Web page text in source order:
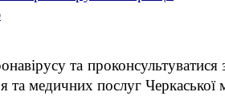
та
та медичних послуг Черкаської